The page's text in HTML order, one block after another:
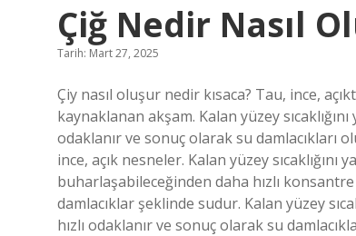
Çiğ Nedir Nasıl
Tarih: Mart 27, 2025
Çiy nasıl oluşur nedir kısaca? Tau, ince,
kaynaklanan akşam. Kalan yüzey
odaklanır ve sonuç olarak su damlacıkları
ince, açık nesneler. Kalan yüzey
buharlaşabileceğinden daha hızlı
damlacıklar şeklinde sudur. Kalan yüzey
hızlı odaklanır ve sonuç olarak su